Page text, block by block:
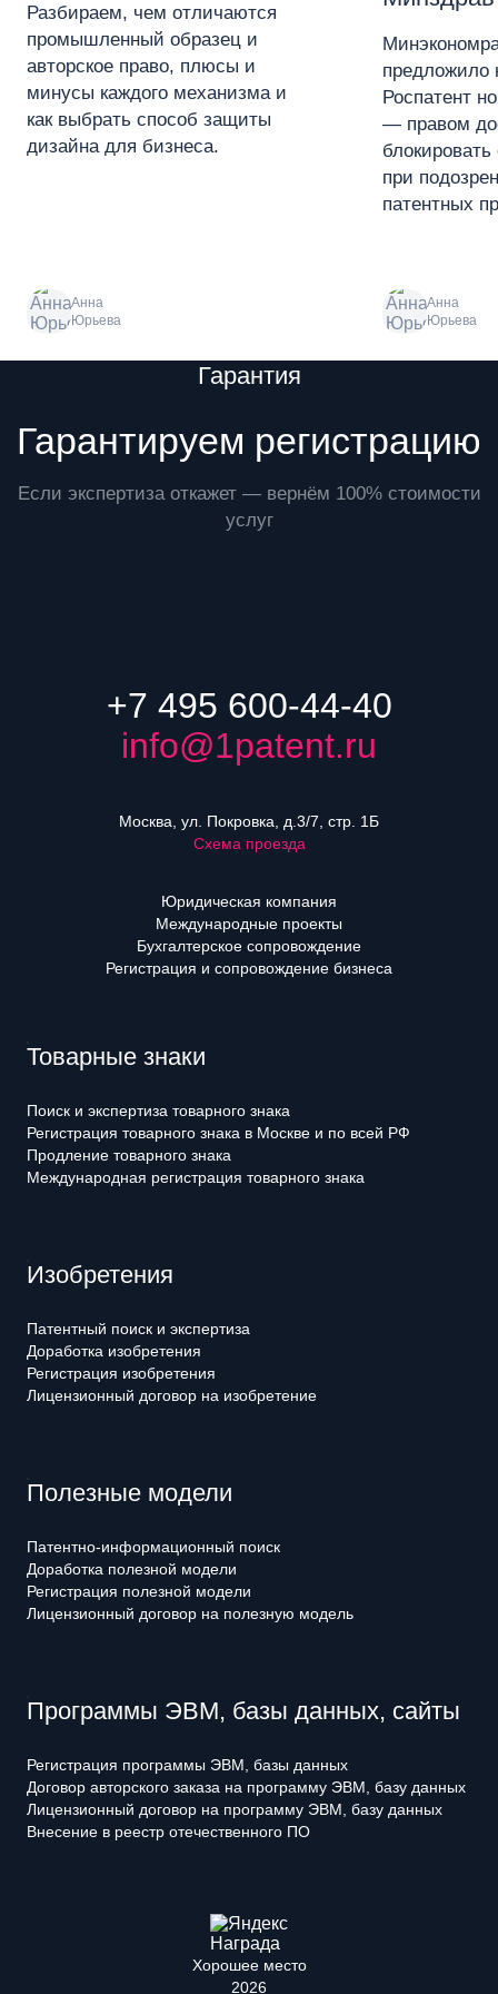
Разбираем, чем отличаются
промышленный образец и
авторское право, плюсы и
минусы каждого механизма и
как выбрать способ защиты
дизайна для бизнеса.
Анна
Юрьева
предложило
Роспатент
— правом
блокировать
при
патентных
Анна
Юрьева
Гарантия
Гарантируем регистрацию
Если экспертиза откажет — вернём 100% стоимости
услуг
+7 495 600-44-40
info@1patent.ru
Москва, ул. Покровка, д.3/7, стр. 1Б
Схема проезда
Юридическая компания
Международные проекты
Бухгалтерское сопровождение
Регистрация и сопровождение бизнеса
Товарные знаки
Поиск и экспертиза товарного знака
Регистрация товарного знака в Москве и по всей РФ
Продление товарного знака
Международная регистрация товарного знака
Изобретения
Патентный поиск и экспертиза
Доработка изобретения
Регистрация изобретения
Лицензионный договор на изобретение
Полезные модели
Патентно-информационный поиск
Доработка полезной модели
Регистрация полезной модели
Лицензионный договор на полезную модель
Программы ЭВМ, базы данных, сайты
Регистрация программы ЭВМ, базы данных
Договор авторского заказа на программу ЭВМ, базу данных
Лицензионный договор на программу ЭВМ, базу данных
Внесение в реестр отечественного ПО
Хорошее место
2026